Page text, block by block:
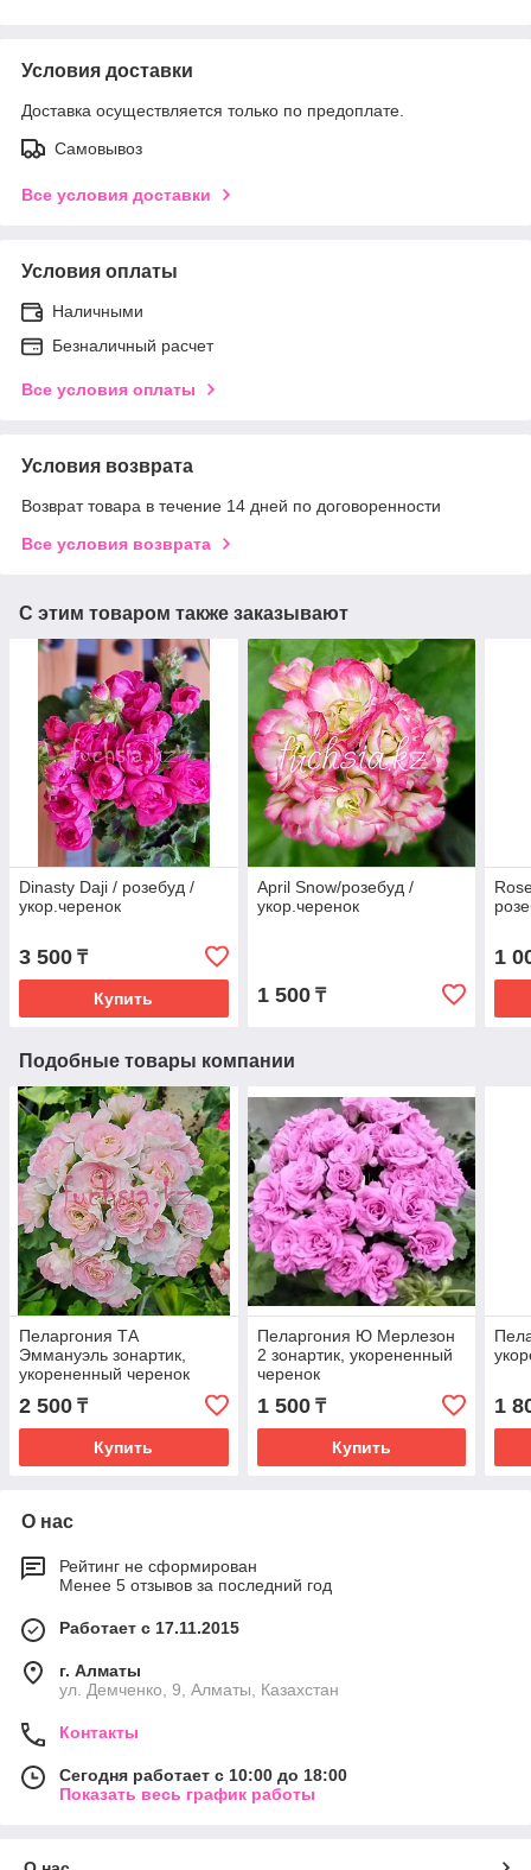
Условия доставки
Доставка осуществляется только по предоплате.
Самовывоз
Все условия доставки
Условия оплаты
Наличными
Безналичный расчет
Все условия оплаты
Условия возврата
Возврат товара в течение 14 дней по договоренности
Все условия возврата
С этим товаром также заказывают
Dinasty Daji / розебуд /
укор.черенок
3 500 ₸
Купить
April Snow/розебуд /
укор.черенок
1 500₸
1
Подобные товары компании
Пеларгония ТА
Эммануэль зонартик,
укорененный черенок
2 500 ₸
Купить
Пеларгония Ю Мерлезон
2 зонартик, укорененный
черенок
1 500₸
Купить
1
О нас
Рейтинг не сформирован
Менее 5 отзывов за последний год
Работает с 17.11.2015
г. Алматы
ул. Демченко, 9, Алматы, Казахстан
Контакты
Сегодня работает с 10:00 до 18:00
Показать весь график работы